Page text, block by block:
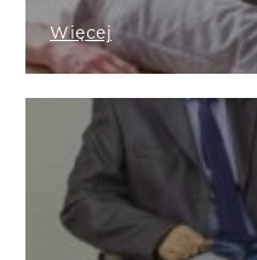
rehabilitacji, w
publicznej
Wskazania do
prywatnym.
Więcej